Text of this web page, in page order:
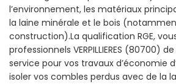
l’environnement, les matériaux
la laine minérale et le bois
construction).La qualification RGE,
professionnels VERPILLIERES (80700)
service pour vos travaux d’économie
isoler vos combles perdus avec de la